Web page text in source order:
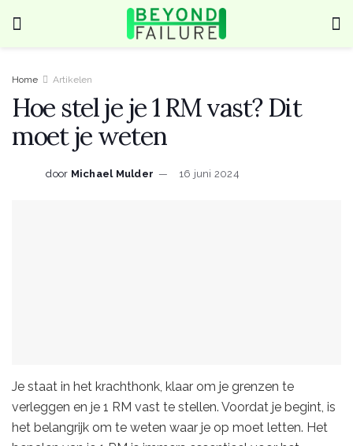
Home Artikelen
Hoe stel je je 1 RM vast? Dit
moet je weten
door Michael Mulder 16 juni 2024
Je staat in het krachthonk, klaar om je grenzen te
verleggen en je 1 RM vast te stellen. Voordat je begint, is
het belangrijk om te weten waar je op moet letten. Het